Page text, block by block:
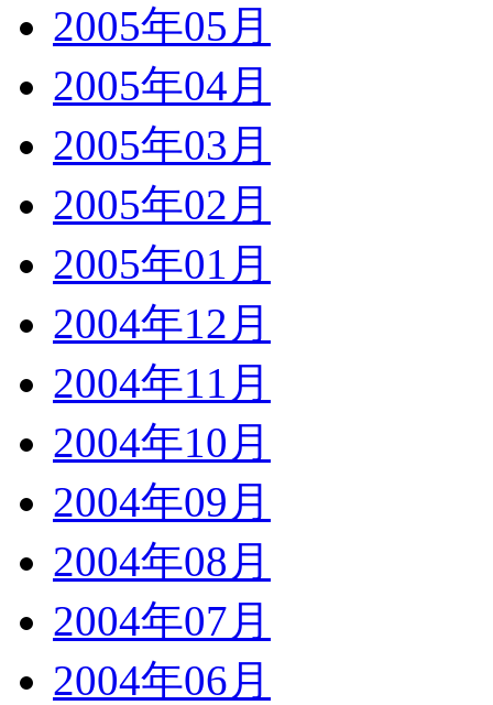
2005年05月
2005年04月
2005年03月
2005年02月
2005年01月
2004年12月
2004年11月
2004年10月
2004年09月
2004年08月
2004年07月
2004年06月